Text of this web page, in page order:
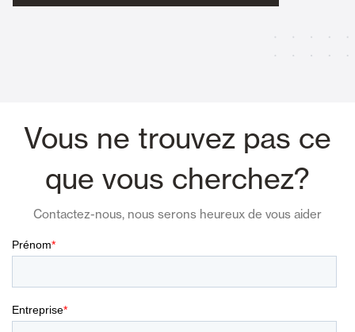
Vous ne trouvez pas ce
que vous cherchez?
Contactez-nous, nous serons heureux de vous aider